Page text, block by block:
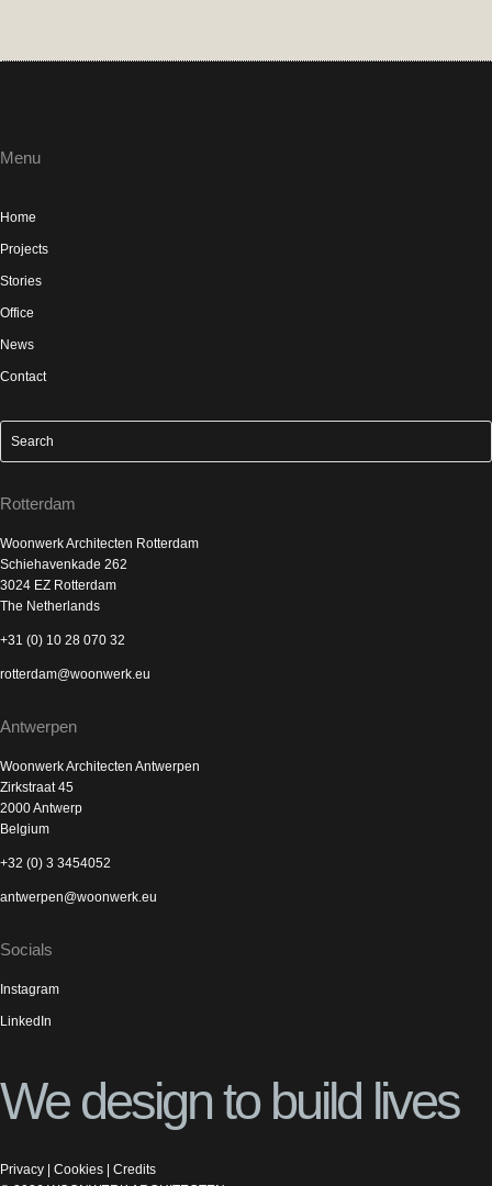
Menu
Home
Projects
Stories
Office
News
Contact
Rotterdam
Woonwerk Architecten Rotterdam
Schiehavenkade 262
3024 EZ Rotterdam
The Netherlands
+31 (0) 10 28 070 32
rotterdam@woonwerk.eu
Antwerpen
Woonwerk Architecten Antwerpen
Zirkstraat 45
2000 Antwerp
Belgium
+32 (0) 3 3454052
antwerpen@woonwerk.eu
Socials
Instagram
LinkedIn
We design to build lives
Privacy Cookies
Credits